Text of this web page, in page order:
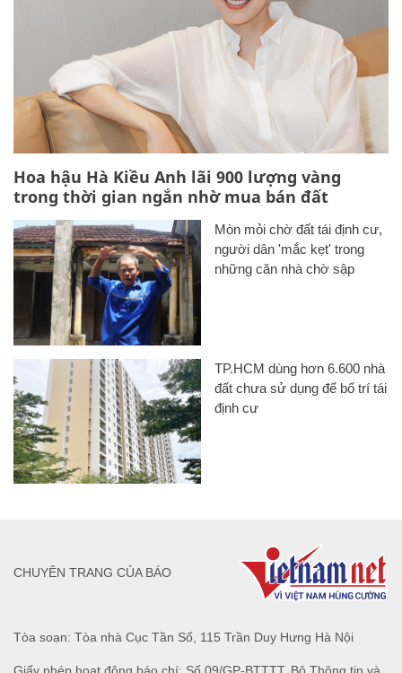
Hoa hậu Hà Kiều Anh lãi 900 lượng vàng
trong thời gian ngắn nhờ mua bán đất
Mòn mỏi chờ đất tái định cư,
người dân 'mắc kẹt' trong
những căn nhà chờ sập
TP.HCM dùng hơn 6.600 nhà
đất chưa sử dụng để bố trí tái
định cư
Tòa soạn: Tòa nhà Cục Tần Số, 115 Trần Duy Hưng Hà Nội
CHUYÊN TRANG CỦA BÁO